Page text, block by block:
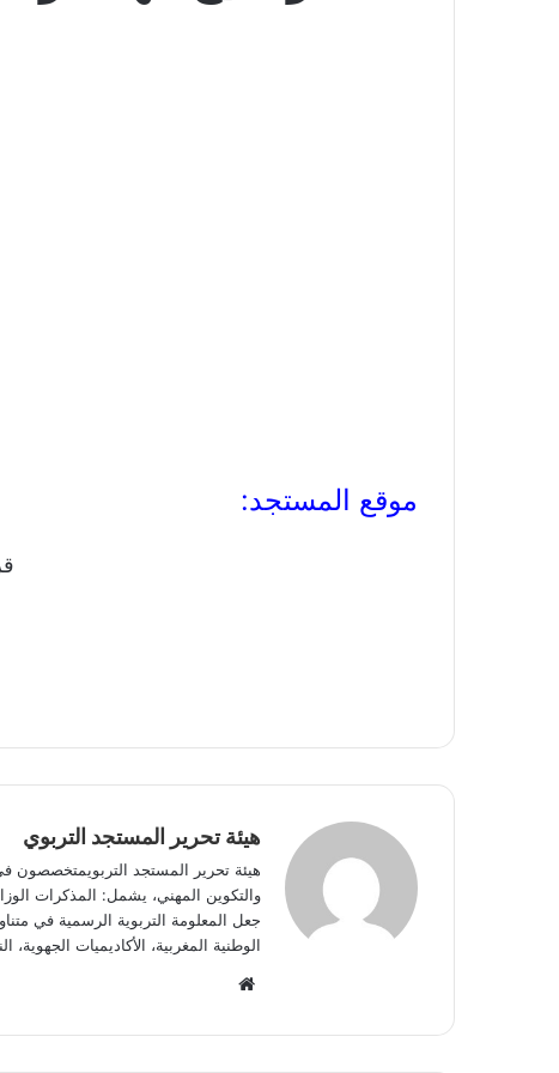
موقع المستجد:
هيئة تحرير المستجد التربوي
هيئة تحرير المستجد التربويمتخصصون
والتكوين المهني، يشمل: المذكرات
جعل المعلومة التربوية الرسمية في
الوطنية المغربية، الأكاديميات
b